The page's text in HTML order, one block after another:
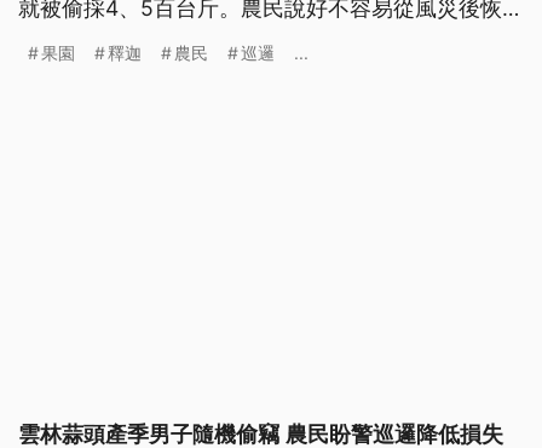
就被偷採4、5百台斤。農民說好不容易從風災後恢復
報案，成立護果專案，加強巡邏。
果園 釋迦 農民 巡邏 ...
雲林蒜頭產季男子隨機偷竊 農民盼警巡邏降低損失